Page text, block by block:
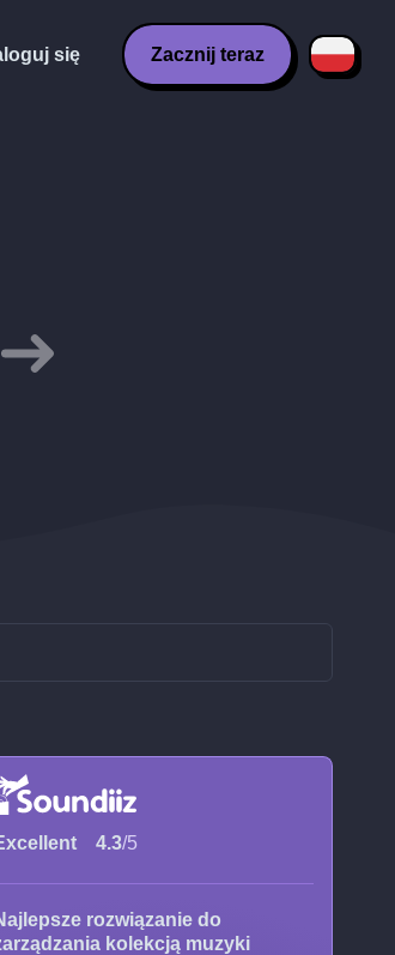
się Zacznij teraz
4.3/5
rozwiązanie do
kolekcją muzyki